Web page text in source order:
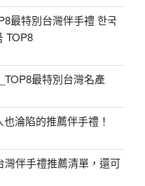
最特別台灣伴手禮 한국
TOP8
最特別台灣名產
淪陷的推薦伴手禮！
灣伴手禮推薦清單，還可